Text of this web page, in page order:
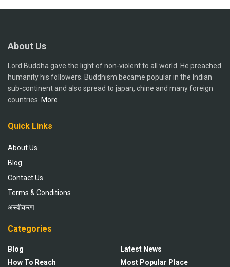
About Us
Lord Buddha gave the light of non-violent to all world. He preached
humanity his followers. Buddhism became popular in the Indian
sub-continent and also spread to japan, chine and many foreign
countries. More
Quick Links
About Us
Blog
Contact Us
Terms & Conditions
अस्वीकरण
Categories
Blog
How To Reach
Latest News
Most Popular Place